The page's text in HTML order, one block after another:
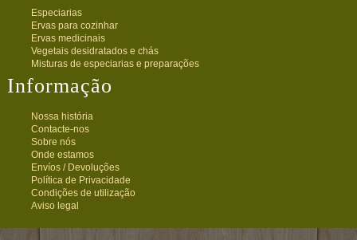
Especiarias
Ervas para cozinhar
Ervas medicinais
Vegetais desidratados e chás
Misturas de especiarias e preparações
Informação
Nossa história
Contacte-nos
Sobre nós
Onde estamos
Envíos / Devoluções
Política de Privacidade
Condições de utilização
Aviso legal